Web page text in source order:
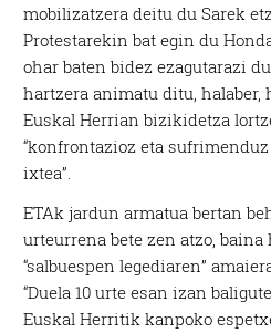
mobilizatzera deitu du Sarek
Protestarekin bat egin du
ohar baten bidez ezagutarazi
hartzera animatu ditu, halaber,
Euskal Herrian bizikidetza
“konfrontazioz eta
ixtea”.
ETAk jardun armatua bertan
urteurrena bete zen atzo, baina
“salbuespen legediaren”
“Duela 10 urte esan izan
Euskal Herritik kanpoko